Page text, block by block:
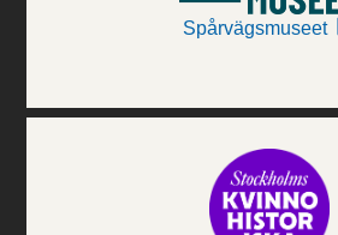
Spårvägsmuseet